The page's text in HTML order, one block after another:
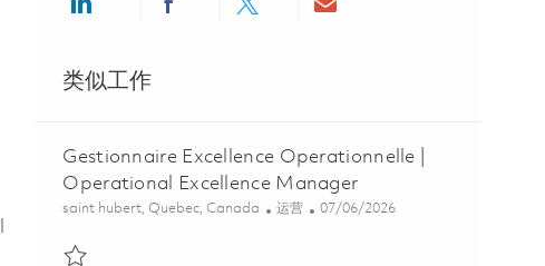
Share via LinkedInShare via Facebook
Share via twitterShare via email
类似工作
Gestionnaire Excellence Operationnelle |
Operational Excellence Manager
位置
saint hubert, Quebec, Canada 类别
运营 Posted Date
07/06/2026